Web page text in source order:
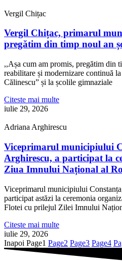
Vergil Chițac
Vergil Chițac, primarul
pregătim din timp noul an
,,Așa cum am promis, pregătim din
reabilitare și modernizare continuă
Călinescu” și la școlile gimnaziale
Citeste mai multe
iulie 29, 2026
Adriana Arghirescu
Viceprimarul municipiului
Arghirescu, a participat la
Ziua Imnului Național al
Viceprimarul municipiului
participat astăzi la ceremonia
Flotei cu prilejul Zilei Imnului
Citeste mai multe
iulie 29, 2026
Inapoi Page1 Page2 Page3 Page4